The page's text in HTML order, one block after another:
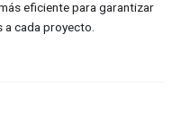
eficiente para garantizar
cada proyecto.